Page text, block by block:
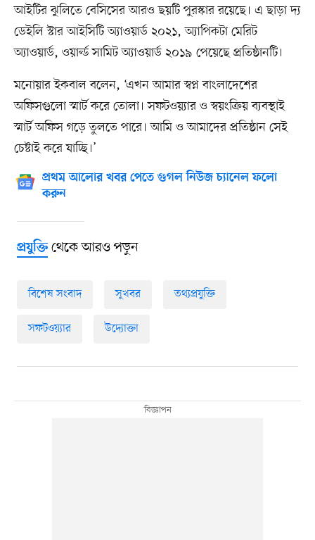
আইটির ঝুলিতে বেসিসের আরও ছয়টি পুরস্কার রয়েছে। এ ছাড়া দ্য
ডেইলি স্টার আইসিটি অ্যাওয়ার্ড ২০২১, অ্যাপিকটা মেরিট
অ্যাওয়ার্ড, ওয়ার্ল্ড সামিট অ্যাওয়ার্ড ২০১৯ পেয়েছে প্রতিষ্ঠানটি।
মনোয়ার ইকবাল বলেন, ‘এখন আমার স্বপ্ন বাংলাদেশের
অফিসগুলো স্মার্ট করে তোলা। সফটওয়্যার ও স্বয়ংক্রিয় ব্যবস্থাই
স্মার্ট অফিস গড়ে তুলতে পারে। আমি ও আমাদের প্রতিষ্ঠান সেই
চেষ্টাই করে যাচ্ছি।’
প্রথম আলোর খবর পেতে গুগল নিউজ চ্যানেল ফলো
করুন
প্রযুক্তিথেকে আরও পড়ুন
বিশেষ সংবাদ সুখবর তথ্যপ্রযুক্তি
সফটওয়্যার উদ্যোক্তা